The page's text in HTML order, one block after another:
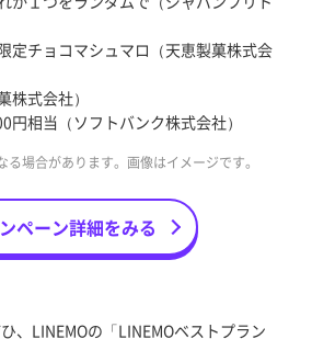
定チョコマシュマロ（天恵製菓株式会
株式会社）
円相当（ソフトバンク株式会社）
場合があります。画像はイメージです。
ペーン詳細をみる
、LINEMOの「LINEMOベストプラン